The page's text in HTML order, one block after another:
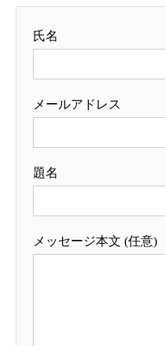
氏名
メールアドレス
題名
メッセージ本文 (任意)